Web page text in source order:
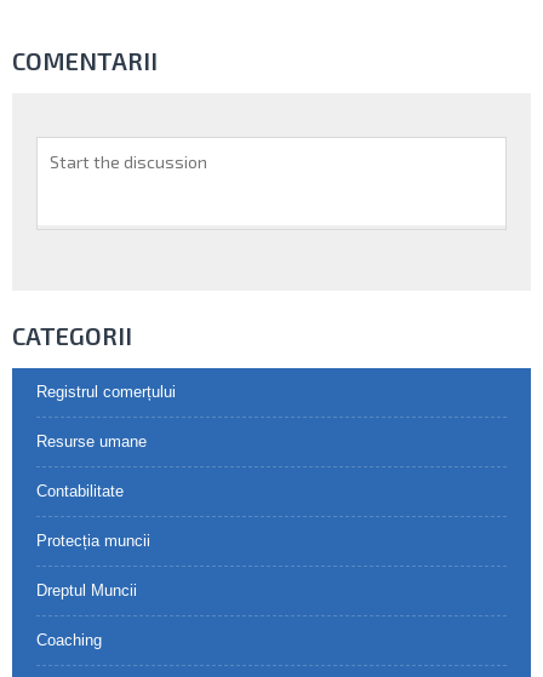
COMENTARII
CATEGORII
Registrul comerțului
Resurse umane
Contabilitate
Protecția muncii
Dreptul Muncii
Coaching